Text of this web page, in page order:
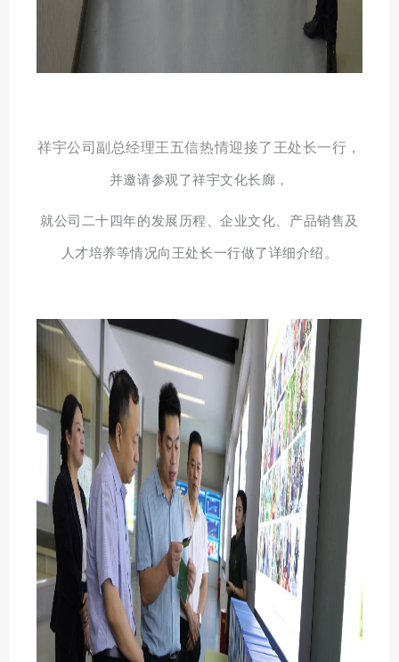
祥宇公司副总经理王五信热情迎接了王处长一行，
并邀请参观了祥宇文化长廊，
就公司二十四年的发展历程、企业文化、产品销售及
人才培养等情况向王处长一行做了详细介绍。